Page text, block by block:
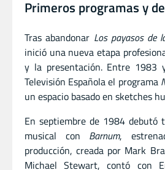
Primeros programas y
Tras abandonar Los payasos de
inició una nueva etapa
y la presentación. Entre 1983
Televisión Española el programa
un espacio basado en sketches
En septiembre de 1984 debutó
musical con Barnum,
producción, creada por Mark
Michael Stewart, contó con